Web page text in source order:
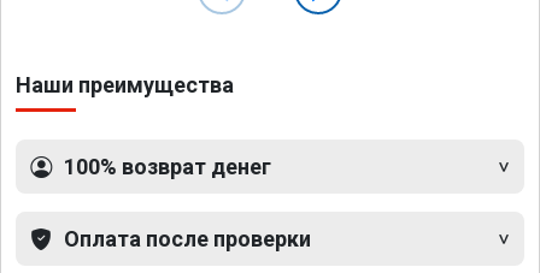
Наши преимущества
100% возврат денег
Оплата после проверки